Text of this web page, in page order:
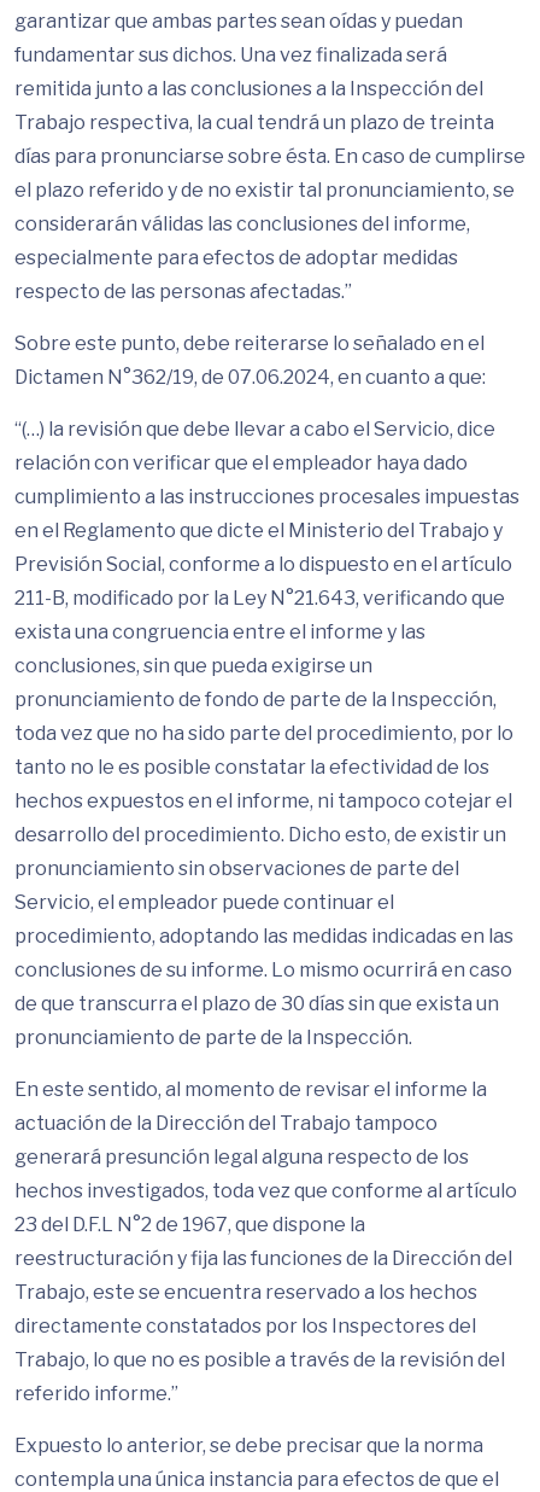
garantizar que ambas partes sean oídas y puedan
fundamentar sus dichos. Una vez finalizada será
remitida junto a las conclusiones a la Inspección del
Trabajo respectiva, la cual tendrá un plazo de treinta
días para pronunciarse sobre ésta. En caso de cumplirse
el plazo referido y de no existir tal pronunciamiento, se
considerarán válidas las conclusiones del informe,
especialmente para efectos de adoptar medidas
respecto de las personas afectadas.”
Sobre este punto, debe reiterarse lo señalado en el
Dictamen N°362/19, de 07.06.2024, en cuanto a que:
“(…) la revisión que debe llevar a cabo el Servicio, dice
relación con verificar que el empleador haya dado
cumplimiento a las instrucciones procesales impuestas
en el Reglamento que dicte el Ministerio del Trabajo y
Previsión Social, conforme a lo dispuesto en el artículo
211-B, modificado por la Ley N°21.643, verificando que
exista una congruencia entre el informe y las
conclusiones, sin que pueda exigirse un
pronunciamiento de fondo de parte de la Inspección,
toda vez que no ha sido parte del procedimiento, por lo
tanto no le es posible constatar la efectividad de los
hechos expuestos en el informe, ni tampoco cotejar el
desarrollo del procedimiento. Dicho esto, de existir un
pronunciamiento sin observaciones de parte del
Servicio, el empleador puede continuar el
procedimiento, adoptando las medidas indicadas en las
conclusiones de su informe. Lo mismo ocurrirá en caso
de que transcurra el plazo de 30 días sin que exista un
pronunciamiento de parte de la Inspección.
En este sentido, al momento de revisar el informe la
actuación de la Dirección del Trabajo tampoco
generará presunción legal alguna respecto de los
hechos investigados, toda vez que conforme al artículo
23 del D.F.L N°2 de 1967, que dispone la
reestructuración y fija las funciones de la Dirección del
Trabajo, este se encuentra reservado a los hechos
directamente constatados por los Inspectores del
Trabajo, lo que no es posible a través de la revisión del
referido informe.”
Expuesto lo anterior, se debe precisar que la norma
contempla una única instancia para efectos de que el